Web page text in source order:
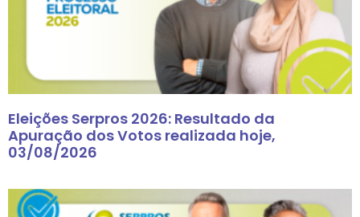
Eleições Serpros 2026: Resultado da
Apuração dos Votos realizada hoje,
03/08/2026